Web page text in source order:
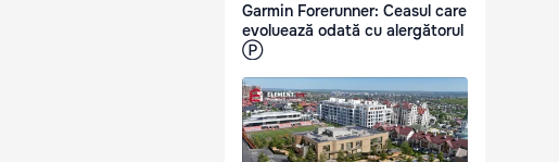
Garmin Forerunner: Ceasul care
evoluează odată cu alergătorul
Ⓟ